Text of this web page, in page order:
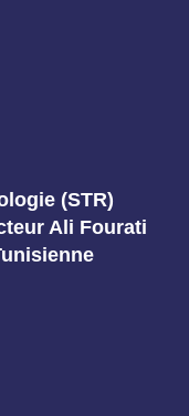
(STR)
Ali Fourati